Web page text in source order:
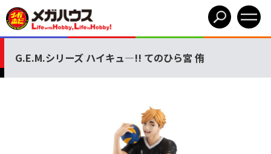
G.E.M.シリーズ ハイキュ―!! てのひら宮 侑